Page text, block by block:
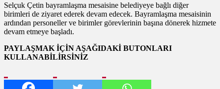
Selçuk Çetin bayramlaşma mesaisine belediyeye bağlı diğer
birimleri de ziyaret ederek devam edecek. Bayramlaşma mesaisinin
ardından personeller ve birimler görevlerinin başına dönerek hizmete
devam etmeye başladı.
PAYLAŞMAK İÇİN AŞAĞIDAKİ BUTONLARI
KULLANABİLİRSİNİZ